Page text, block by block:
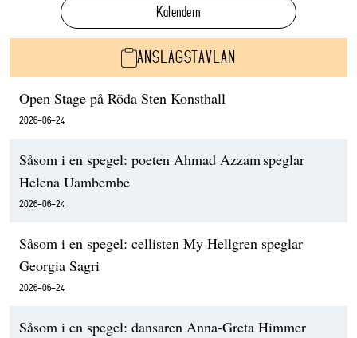
Kalendern
ANSLAGSTAVLAN
Open Stage på Röda Sten Konsthall
2026-06-24
Såsom i en spegel: poeten Ahmad Azzam speglar
Helena Uambembe
2026-06-24
Såsom i en spegel: cellisten My Hellgren speglar
Georgia Sagri
2026-06-24
Såsom i en spegel: dansaren Anna-Greta Himmer